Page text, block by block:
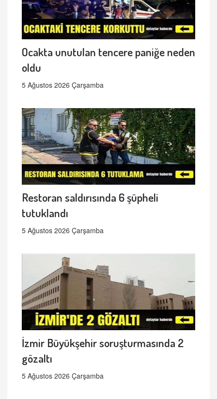
Ocakta unutulan tencere paniğe neden
oldu
5 Ağustos 2026 Çarşamba
Restoran saldırısında 6 şüpheli
tutuklandı
5 Ağustos 2026 Çarşamba
İzmir Büyükşehir soruşturmasında 2
gözaltı
5 Ağustos 2026 Çarşamba